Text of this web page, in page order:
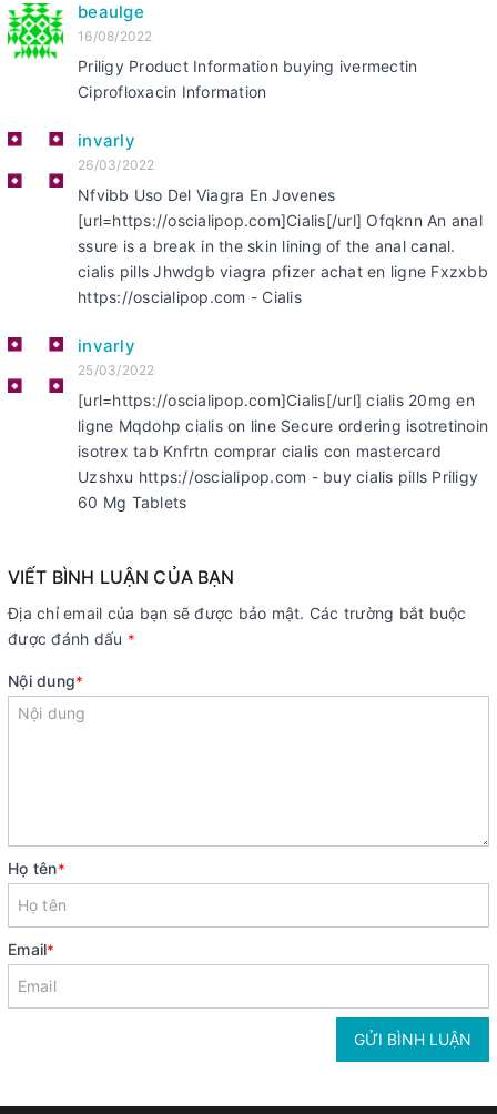
beaulge
16/08/2022
Priligy Product Information buying ivermectin
Ciprofloxacin Information
invarly
26/03/2022
Nfvibb Uso Del Viagra En Jovenes
[url=https://oscialipop.com]Cialis[/url] Ofqknn An anal
ssure is a break in the skin lining of the anal canal.
cialis pills Jhwdgb viagra pfizer achat en ligne Fxzxbb
https://oscialipop.com - Cialis
invarly
25/03/2022
[url=https://oscialipop.com]Cialis[/url] cialis 20mg en
ligne Mqdohp cialis on line Secure ordering isotretinoin
isotrex tab Knfrtn comprar cialis con mastercard
Uzshxu https://oscialipop.com - buy cialis pills Priligy
60 Mg Tablets
VIẾT BÌNH LUẬN CỦA BẠN
Địa chỉ email của bạn sẽ được bảo mật. Các trường bắt buộc
được đánh dấu *
Nội dung*
Họ tên*
Email*
GỬI BÌNH LUẬN